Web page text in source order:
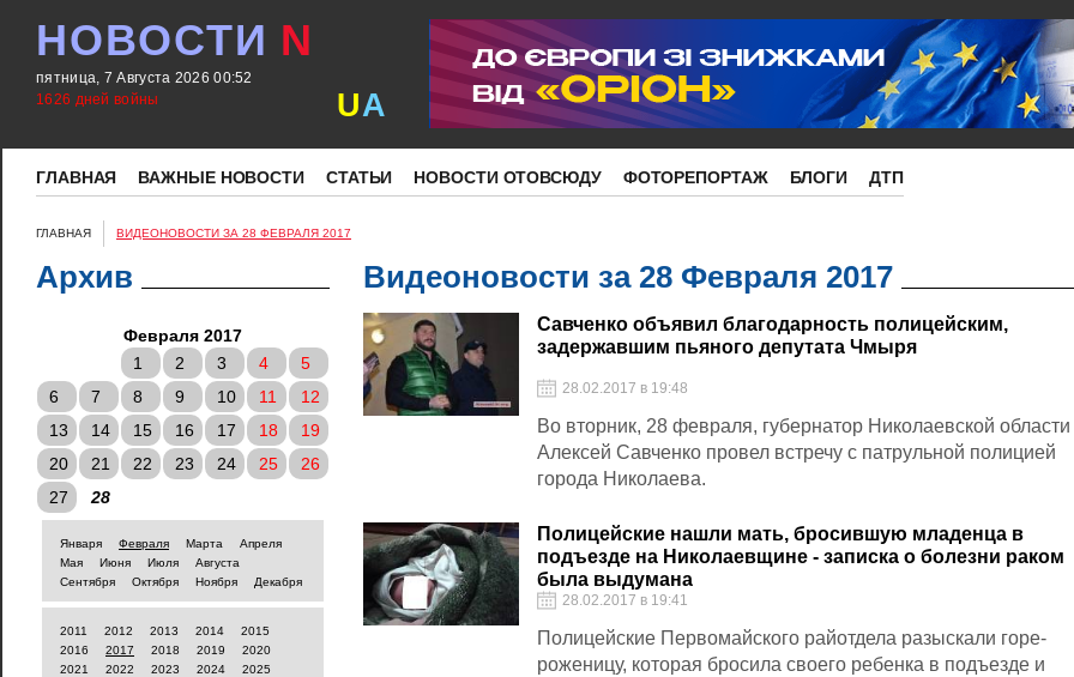
НОВОСТИ N
пятница, 7 Августа 2026 00:52
1626 дней войны
UA
ГЛАВНАЯ ВАЖНЫЕ НОВОСТИ СТАТЬИ НОВОСТИ ОТОВСЮДУ ФОТОРЕПОРТАЖ БЛОГИ ДТП
ГЛАВНАЯ ВИДЕОНОВОСТИ ЗА 28 ФЕВРАЛЯ 2017
Архив
Февраля 2017
1
2 3 4
5
6
7 8 9 10 11
12
13
14 15 16 17 18
19
20
21 22 23 24 25
26
27
28
Января Февраля Марта
Апреля
Мая
Июня Июля
Августа
Сентября
Октября Ноября Декабря
2011 2012 2013 2014
2015
2016
2017 2018 2019
2020
2021
2022 2023 2024
2025
Видеоновости за 28 Февраля 2017
Савченко объявил благодарность полицейским,
задержавшим пьяного депутата Чмыря
28.02.2017 в 19:48
Во вторник, 28 февраля, губернатор Николаевской области
Алексей Савченко провел встречу с патрульной полицией
города Николаева.
Полицейские нашли мать, бросившую младенца в
подъезде на Николаевщине - записка о болезни раком
была выдумана
28.02.2017 в 19:41
Полицейские Первомайского райотдела разыскали горе-
роженицу, которая бросила своего ребенка в подъезде и